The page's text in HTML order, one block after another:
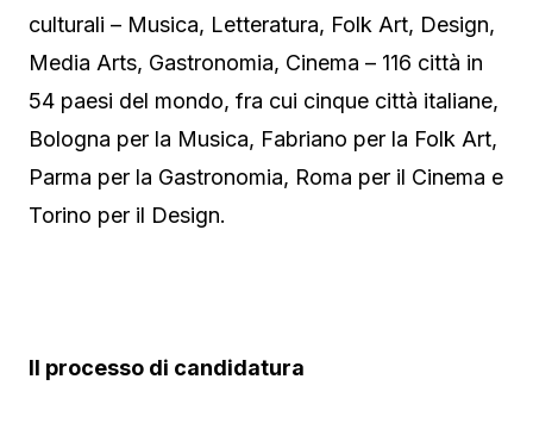
culturali – Musica, Letteratura, Folk Art, Design,
Media Arts, Gastronomia, Cinema – 116 città in
54 paesi del mondo, fra cui cinque città italiane,
Bologna per la Musica, Fabriano per la Folk Art,
Parma per la Gastronomia, Roma per il Cinema e
Torino per il Design.
Il processo di candidatura